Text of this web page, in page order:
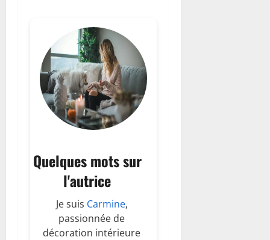
Quelques mots sur
l'autrice
Je suis Carmine,
passionnée de
décoration intérieure